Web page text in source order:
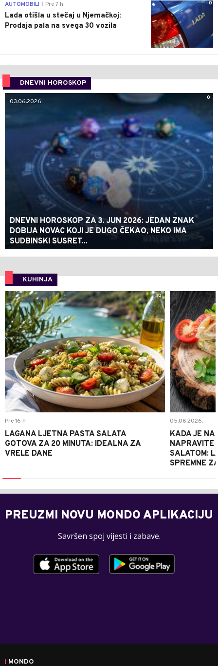
0
AUTOMOBILI Pre 7 h
Lada otišla u stečaj u Njemačkoj:
Prodaja pala na svega 30 vozila
DNEVNI HOROSKOP
0
03.06.2026.
DNEVNI HOROSKOP ZA 3. JUN 2026: JEDAN ZNAK
DOBIJA NOVAC KOJI JE DUGO ČEKAO, NEKO IMA
SUDBINSKI SUSRET...
KUHINJA
0
Pre 16 h
LAGANA LJETNA PASTA SALATA
GOTOVA ZA 20 MINUTA: IDEALNA ZA
VRELE DANE
05.08.2026.
KADA JE
NAPRAVITE
SALATOM:
SPREMNE
PREUZMI NOVU MONDO APLIKACIJU
Savršen spoj vijesti i zabave.
MONDO